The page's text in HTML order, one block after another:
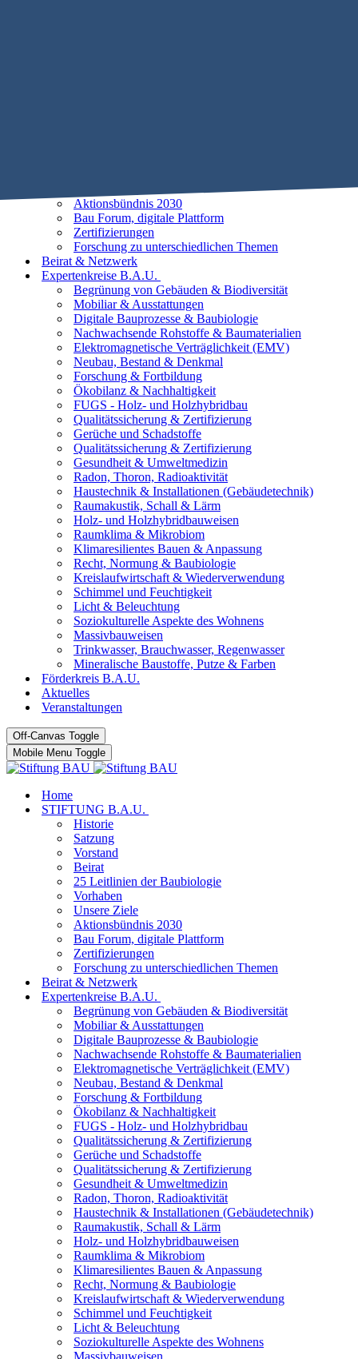
Aktionsbündnis 2030
Bau Forum, digitale Plattform
Zertifizierungen
Forschung zu unterschiedlichen Themen
Beirat & Netzwerk
Expertenkreise B.A.U.
Begrünung von Gebäuden & Biodiversität
Mobiliar & Ausstattungen
Digitale Bauprozesse & Baubiologie
Nachwachsende Rohstoffe & Baumaterialien
Elektromagnetische Verträglichkeit (EMV)
Neubau, Bestand & Denkmal
Forschung & Fortbildung
Ökobilanz & Nachhaltigkeit
FUGS - Holz- und Holzhybridbau
Qualitätssicherung & Zertifizierung
Gerüche und Schadstoffe
Qualitätssicherung & Zertifizierung
Gesundheit & Umweltmedizin
Radon, Thoron, Radioaktivität
Haustechnik & Installationen (Gebäudetechnik)
Raumakustik, Schall & Lärm
Holz- und Holzhybridbauweisen
Raumklima & Mikrobiom
Klimaresilientes Bauen & Anpassung
Recht, Normung & Baubiologie
Kreislaufwirtschaft & Wiederverwendung
Schimmel und Feuchtigkeit
Licht & Beleuchtung
Soziokulturelle Aspekte des Wohnens
Massivbauweisen
Trinkwasser, Brauchwasser, Regenwasser
Mineralische Baustoffe, Putze & Farben
Förderkreis B.A.U.
Aktuelles
Veranstaltungen
Off-Canvas Toggle
Mobile Menu Toggle
Home
STIFTUNG B.A.U.
Historie
Satzung
Vorstand
Beirat
25 Leitlinien der Baubiologie
Vorhaben
Unsere Ziele
Aktionsbündnis 2030
Bau Forum, digitale Plattform
Zertifizierungen
Forschung zu unterschiedlichen Themen
Beirat & Netzwerk
Expertenkreise B.A.U.
Begrünung von Gebäuden & Biodiversität
Mobiliar & Ausstattungen
Digitale Bauprozesse & Baubiologie
Nachwachsende Rohstoffe & Baumaterialien
Elektromagnetische Verträglichkeit (EMV)
Neubau, Bestand & Denkmal
Forschung & Fortbildung
Ökobilanz & Nachhaltigkeit
FUGS - Holz- und Holzhybridbau
Qualitätssicherung & Zertifizierung
Gerüche und Schadstoffe
Qualitätssicherung & Zertifizierung
Gesundheit & Umweltmedizin
Radon, Thoron, Radioaktivität
Haustechnik & Installationen (Gebäudetechnik)
Raumakustik, Schall & Lärm
Holz- und Holzhybridbauweisen
Raumklima & Mikrobiom
Klimaresilientes Bauen & Anpassung
Recht, Normung & Baubiologie
Kreislaufwirtschaft & Wiederverwendung
Schimmel und Feuchtigkeit
Licht & Beleuchtung
Soziokulturelle Aspekte des Wohnens
Massivbauweisen